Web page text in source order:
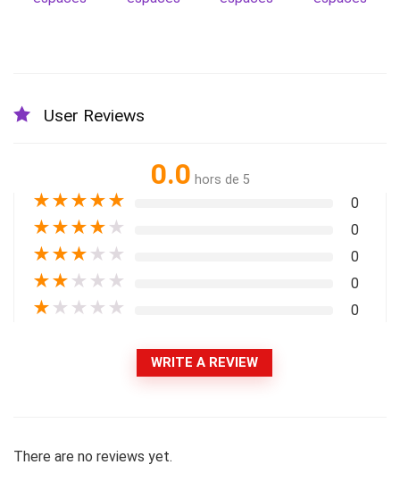
User Reviews
0.0 hors de 5
★★★★★ 0
★★★★ ★ 0
★★★ ★ ★ 0
★★ ★ ★ ★ 0
★ ★ ★ ★ ★ 0
WRITE A REVIEW
There are no reviews yet.